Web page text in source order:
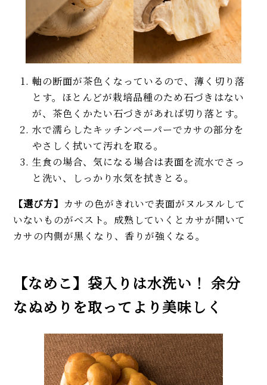
軸の断面が茶色くなっているので、薄く切り落
とす。ほとんどが栽培品種のため石づきはない
が、茶色くかたい石づきがあれば切り落とす。
水で濡らしたキッチンペーパーでカサの部分を
やさしく拭いて汚れを取る。
生食の場合、気になる場合は表面を流水でさっ
と洗い、しっかり水気を拭きとる。
【選び方】 カサの色がきれいで表面がヌルヌルして
いないものがベスト。成熟していくとカサが開いて
カサの内側が黒くなり、香りが強くなる。
【なめこ】袋入りは水洗い！ 余分
なぬめりを取ってより美味しく